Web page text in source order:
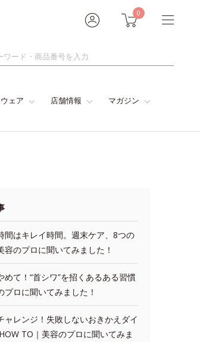
0
ェア 店舗情報 マガジン
間はキレイ時間。週末ケア、8つの
容のプロに聞いてみました！
めて！“首シワ”を招くあるある習慣
プロに聞いてみました！
ャレンジ！失敗しないおきかえダイ
TO｜美容のプロに聞いてみま